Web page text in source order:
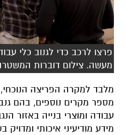
פרצו לרכב כדי לגנוב כלי
מעשה. צילום דוברות
מלבד למקרה הפריצה הנוכחי,
מספר מקרים נוספים, בהם
עבודה ומוצרי בנייה באזור
מידע מודיעיני איכותי ומדויק